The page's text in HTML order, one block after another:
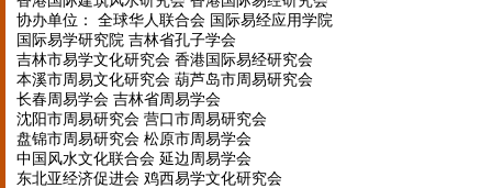
协办单位： 全球华人联合会 国际易经应用学院
国际易学研究院 吉林省孔子学会
吉林市易学文化研究会 香港国际易经研究会
本溪市周易文化研究会 葫芦岛市周易研究会
长春周易学会 吉林省周易学会
沈阳市周易研究会 营口市周易研究会
盘锦市周易研究会 松原市周易学会
中国风水文化联合会 延边周易学会
东北亚经济促进会 鸡西易学文化研究会